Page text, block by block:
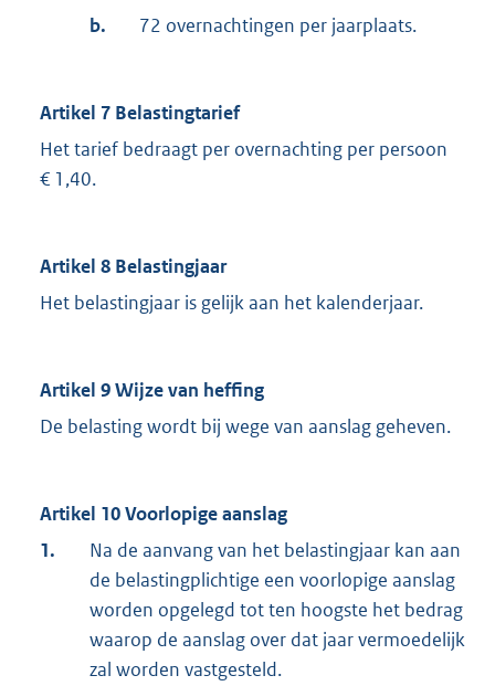
b. 72 overnachtingen per jaarplaats.
Artikel 7 Belastingtarief
Het tarief bedraagt per overnachting per persoon
€ 1,40.
Artikel 8 Belastingjaar
Het belastingjaar is gelijk aan het kalenderjaar.
Artikel 9 Wijze van heffing
De belasting wordt bij wege van aanslag geheven.
Artikel 10 Voorlopige aanslag
1.
Na de aanvang van het belastingjaar kan aan
de belastingplichtige een voorlopige aanslag
worden opgelegd tot ten hoogste het bedrag
waarop de aanslag over dat jaar vermoedelijk
zal worden vastgesteld.